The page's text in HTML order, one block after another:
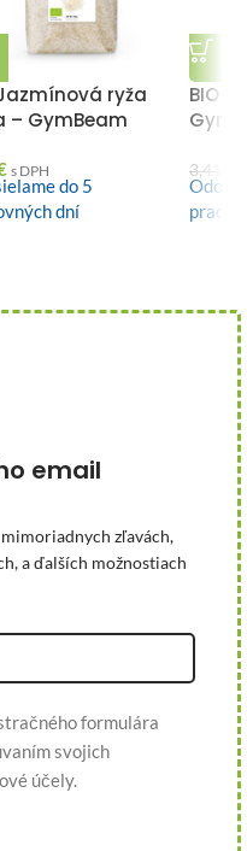
ryža
– GymBeam
s DPH
do 5
dní
BIO
3,41
email
zľavách,
a ďalších možnostiach
formulára
svojich
účely.